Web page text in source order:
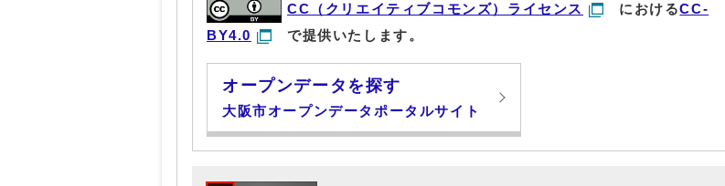
CC（クリエイティブコモンズ）ライセンス におけるCC-
BY4.0
で提供いたします。
オープンデータを探す
大阪市オープンデータポータルサイト